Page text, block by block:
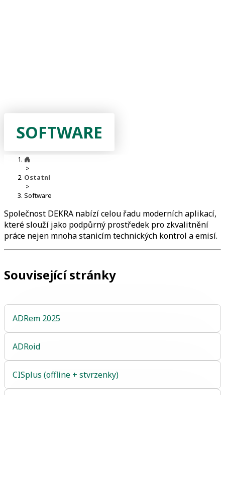
SOFTWARE
>
Ostatní
>
Software
Společnost DEKRA nabízí celou řadu moderních aplikací,
které slouží jako podpůrný prostředek pro zkvalitnění
práce nejen mnoha stanicím technických kontrol a emisí.
Související stránky
ADRem 2025
ADRoid
CISplus (offline + stvrzenky)